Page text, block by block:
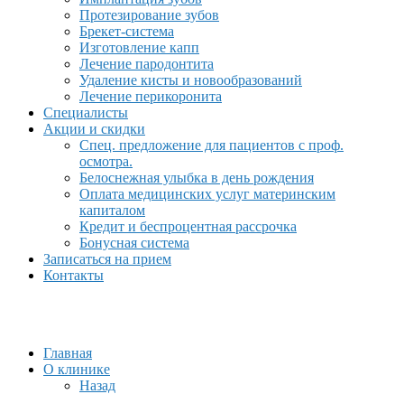
Протезирование зубов
Брекет-система
Изготовление капп
Лечение пародонтита
Удаление кисты и новообразований
Лечение перикоронита
Специалисты
Акции и скидки
Спец. предложение для пациентов с проф.
осмотра.
Белоснежная улыбка в день рождения
Оплата медицинских услуг материнским
капиталом
Кредит и беспроцентная рассрочка
Бонусная система
Записаться на прием
Контакты
Главная
О клинике
Назад